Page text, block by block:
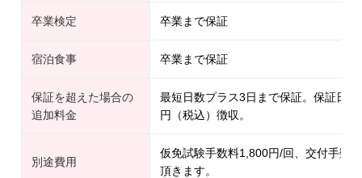
卒業検定 卒業まで保証
宿泊食事 卒業まで保証
保証を超えた場合の
追加料金
最短日数プラス3日まで保証。保証日
円（税込）徴収。
別途費用
仮免試験手数料1,800円/回、交付手数
頂きます。